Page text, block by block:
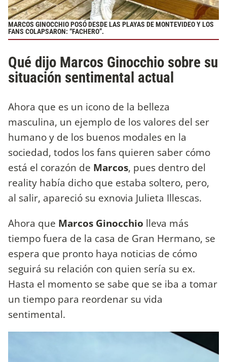
MARCOS GINOCCHIO POSÓ DESDE LAS PLAYAS DE MONTEVIDEO Y LOS
FANS COLAPSARON: “FACHERO”.
Qué dijo Marcos Ginocchio sobre su
situación sentimental actual
Ahora que es un icono de la belleza
masculina, un ejemplo de los valores del ser
humano y de los buenos modales en la
sociedad, todos los fans quieren saber cómo
está el corazón de Marcos, pues dentro del
reality había dicho que estaba soltero, pero,
al salir, apareció su exnovia Julieta Illescas.
Ahora que Marcos Ginocchio lleva más
tiempo fuera de la casa de Gran Hermano, se
espera que pronto haya noticias de cómo
seguirá su relación con quien sería su ex.
Hasta el momento se sabe que se iba a tomar
un tiempo para reordenar su vida
sentimental.